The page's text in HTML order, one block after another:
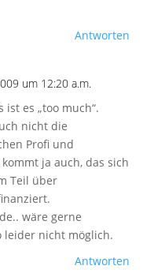
Antworten
um 12:20 a.m.
es „too much“.
nicht die
Profi und
ja auch, das sich
Teil über
wäre gerne
leider nicht möglich.
Antworten